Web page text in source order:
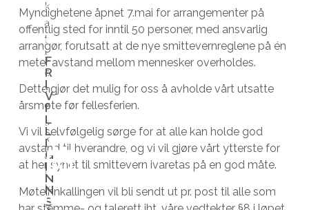
Myndighetene åpnet 7.mai for arrangementer på
offentlig sted for inntil 50 personer, med ansvarlig
arrangør, forutsatt at de nye smittevernreglene på én
meter avstand mellom mennesker overholdes.
Dette gjør det mulig for oss å avholde vårt utsatte
årsmøte før fellesferien.
Vi vil selvfølgelig sørge for at alle kan holde god
avstand til hverandre, og vi vil gjøre vårt ytterste for
at hensynet til smittevern ivaretas på en god måte.
Møteinnkallingen vil bli sendt ut pr. post til alle som
k
a
t
t
e
n
e
s
k
a
l
k
u
e
n
e
m
u
l
i
g
h
e
t
e
n
F
R
I
V
I
L
L
I
G
I
N
N
S
B